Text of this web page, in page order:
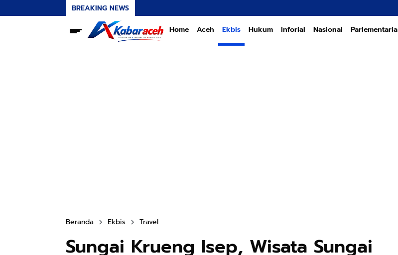
BREAKING NEWS
Home Aceh Ekbis Hukum Inforial Nasional Parlementaria
Beranda Ekbis Travel
Sungai Krueng Isep, Wisata Sungai